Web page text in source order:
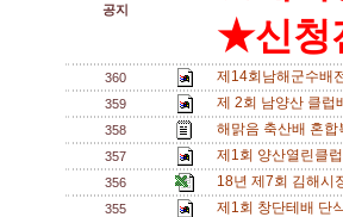
공지
★신청
360 제14회남해군수배
359 제 2회 남양산 클
358 해맑음 축산배 혼
357 제1회 양산열린클
356 18년 제7회 김해시
355 제1회 창단테배 단